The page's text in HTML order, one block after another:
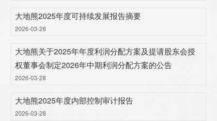
大地熊2025年度可持续发展报告摘要
2026-03-28
大地熊关于2025年年度利润分配方案及提请股东会授
权董事会制定2026年中期利润分配方案的公告
2026-03-28
大地熊2025年度内部控制审计报告
2026-03-28